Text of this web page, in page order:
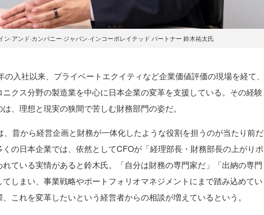
ン·アンド·カンパニー·ジャパン·インコーポレイテッド パートナー 鈴木祐太氏
入社以来、プライベートエクイティなど企業価値評価の現場を経て、
クス分野の製造業を中心に日本企業の変革を支援している。その経験
、理想と現実の狭間で苦しむ財務部門の姿だ。
昔から経営企画と財務が一体化したような役割を担うのが当たり前だ
くの日本企業では、依然としてCFOが「経理部長・財務部長の上がりポ
ている実情があると鈴木氏。「自分は財務の専門家だ」「出納の専門
しまい、事業戦略やポートフォリオマネジメントにまで踏み込めてい
これを変革したいという経営者からの相談が増えているという。